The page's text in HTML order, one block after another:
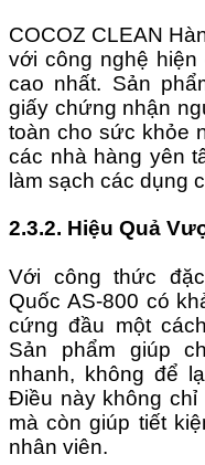
COCOZ CLEAN
với công nghệ
cao nhất. Sản
giấy chứng nhận
toàn cho sức khỏe
các nhà hàng yên
làm sạch các dụng
2.3.2. Hiệu Quả
Với công thức
Quốc AS-800 có
cứng đầu một
Sản phẩm giúp
nhanh, không để
Điều này không
mà còn giúp tiết
nhân viên.